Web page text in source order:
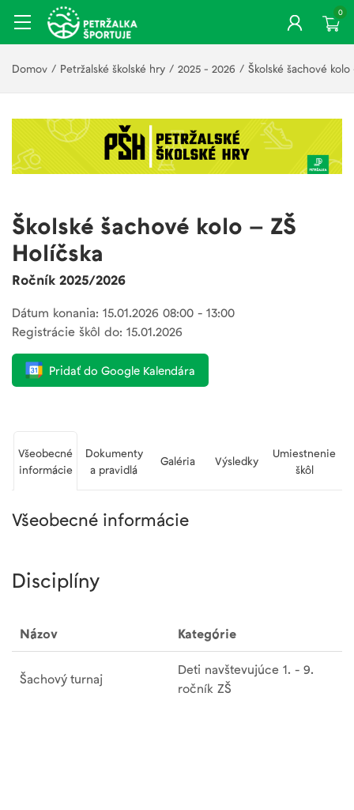
0
Domov / Petržalské školské hry / 2025 - 2026 / Školské šachové
Školské šachové kolo – ZŠ
Holíčska
Ročník 2025/2026
Dátum konania: 15.01.2026 08:00 - 13:00
Registrácie škôl do: 15.01.2026
Pridať do Google Kalendára
Všeobecné
informácie
Dokumenty
a pravidlá
Galéria Výsledky
Umiestnenie
škôl
Všeobecné informácie
Disciplíny
Názov Kategórie
Šachový turnaj
Deti navštevujúce 1. - 9.
ročník ZŠ